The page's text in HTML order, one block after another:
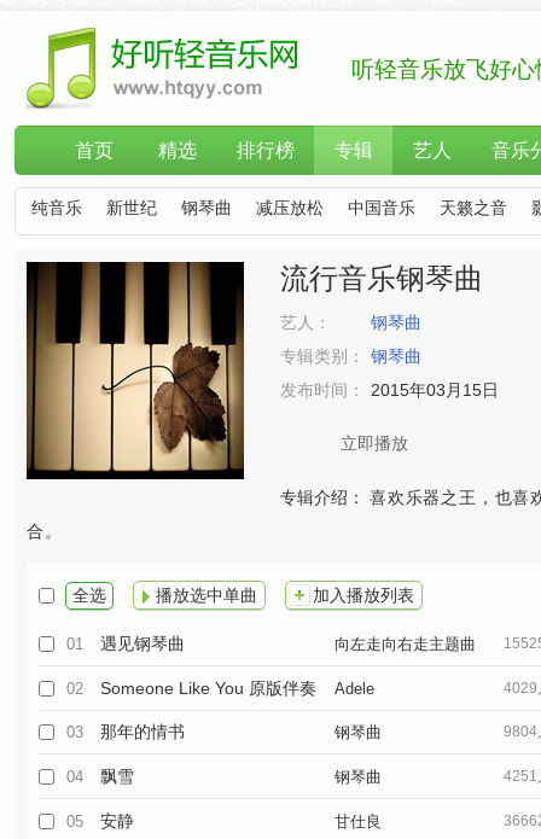
听轻音乐放飞好心
首页 精选 排行榜 专辑 艺人 音乐
纯音乐 新世纪 钢琴曲 减压放松 中国音乐 天籁之音
流行音乐钢琴曲
艺人：
钢琴曲
专辑类别：
钢琴曲
发布时间：
2015年03月15日
立即播放
专辑介绍： 喜欢乐器之王，也喜
合。
全选 播放选中单曲 加入播放列表
01 遇见钢琴曲 向左走向右走主题曲
02 Someone Like You 原版伴奏 Adele 4029
03 那年的情书 钢琴曲 9804
04 飘雪 钢琴曲 4251
05 安静 甘仕良